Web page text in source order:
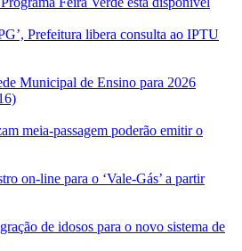
Prefeitura libera consulta ao IPTU
Municipal de Ensino para 2026
meia-passagem poderão emitir o
on-line para o ‘Vale-Gás’ a partir
de idosos para o novo sistema de